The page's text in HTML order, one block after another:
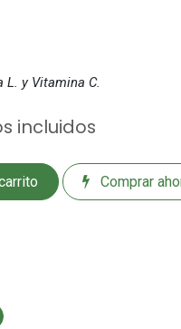
L. y Vitamina C.
incluidos
Comprar